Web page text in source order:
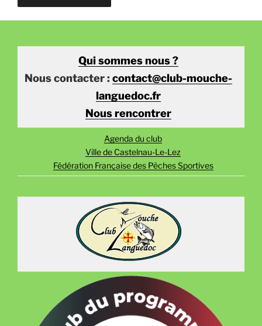
Qui sommes nous ?
Nous contacter : contact@club-mouche-
languedoc.fr
Nous rencontrer
Agenda du club
Ville de Castelnau-Le-Lez
Fédération Française des Pêches Sportives